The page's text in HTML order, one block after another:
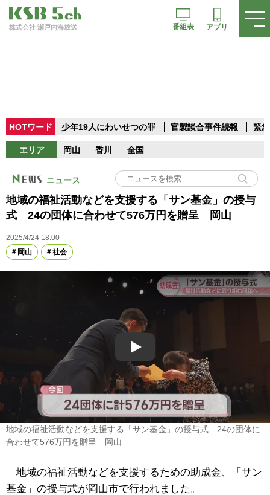
株式会社 瀬戸内海放送 番組表 アプリ
HOTワード 少年19人にわいせつの罪 官製談合事件続報 緊
エリア 岡山 香川 全国
ニュース
地域の福祉活動などを支援する「サン基金」の授与
式 24の団体に合わせて576万円を贈呈 岡山
2025/4/24 18:00
岡山
社会
Play
地域の福祉活動などを支援する「サン基金」の授与式 24の団体に
合わせて576万円を贈呈 岡山
地域の福祉活動などを支援するための助成金、「サン
基金」の授与式が岡山市で行われました。